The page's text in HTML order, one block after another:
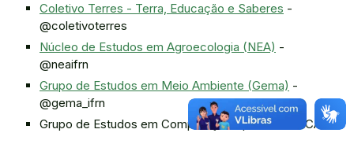
Coletivo Terres - Terra, Educação e Saberes -
@coletivoterres
Núcleo de Estudos em Agroecologia (NEA) -
@neaifrn
Grupo de Estudos em Meio Ambiente (Gema) -
@gema_ifrn
Grupo de Estudos em Computação Aplicada (GECA)